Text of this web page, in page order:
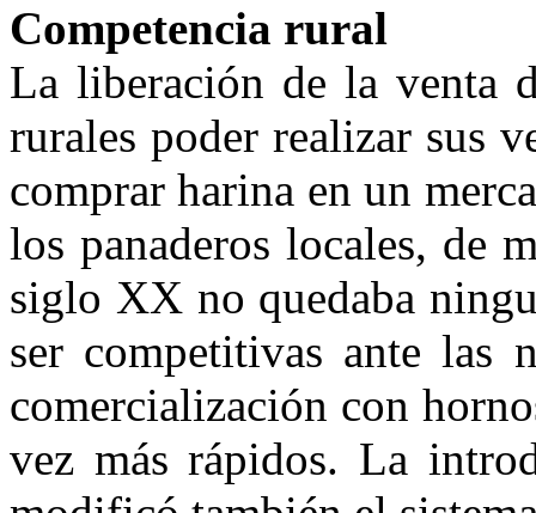
Competencia rural
La liberación de la venta
rurales poder realizar sus
comprar ha­rina en un
los panaderos lo­cales, de
siglo XX no quedaba
ser competitivas ante las
co­mercialización con
vez más rápidos. La